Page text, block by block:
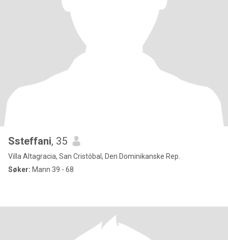
Ssteffani, 35
Villa Altagracia, San Cristóbal, Den Dominikanske Rep.
Søker: Mann 39 - 68